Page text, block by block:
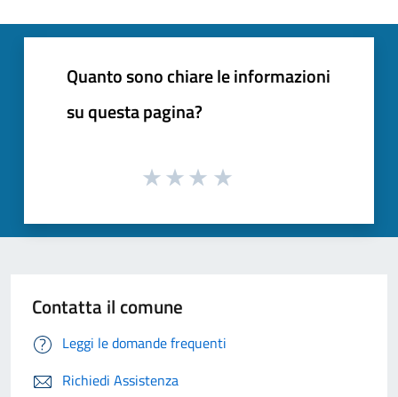
Quanto sono chiare le informazioni
su questa pagina?
Contatta il comune
Leggi le domande frequenti
Richiedi Assistenza